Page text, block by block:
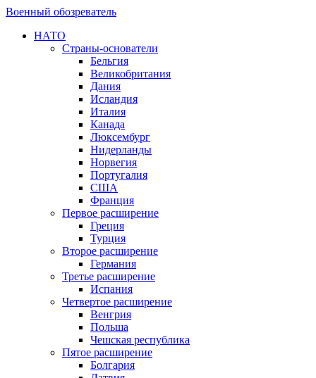
Военный обозреватель
НАТО
Страны-основатели
Бельгия
Великобритания
Дания
Исландия
Италия
Канада
Люксембург
Нидерланды
Норвегия
Португалия
США
Франция
Первое расширение
Греция
Турция
Второе расширение
Германия
Третье расширение
Испания
Четвертое расширение
Венгрия
Польша
Чешская республика
Пятое расширение
Болгария